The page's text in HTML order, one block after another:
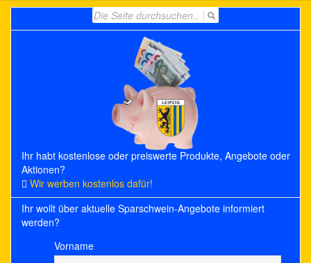
for:
Ihr habt kostenlose oder preiswerte Produkte, Angebote oder
Aktionen?
Wir werben kostenlos dafür!
Ihr wollt über aktuelle Sparschwein-Angebote informiert
werden?
Vorname